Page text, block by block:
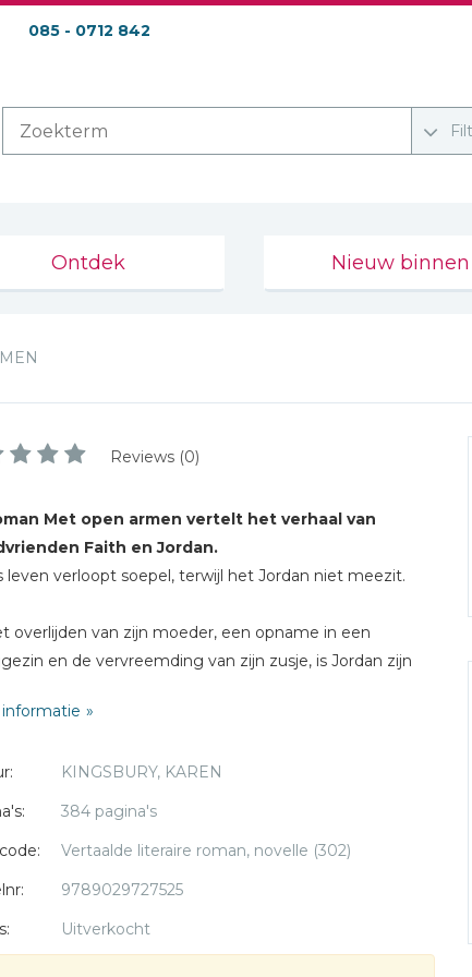
085 - 0712 842
Ontdek Nieuw binnen
Reviews (0)
Met open armen vertelt het verhaal van
Faith en Jordan.
leven verloopt soepel, terwijl het Jordan niet meezit.
overlijden van zijn moeder, een opname in een
en de vervreemding van zijn zusje, is Jordan zijn
zit hij nog steeds boordevol boosheid en spant
een park in zijn woonplaats. Hij komt daarbij pal
Faith te staan. Kan Faith hem weer hoop geven?
Met open armenis gebaseerd op een
verhaal.
KINGSBURY, KAREN
384 pagina's
Vertaalde literaire roman, novelle (302)
9789029727525
Uitverkocht